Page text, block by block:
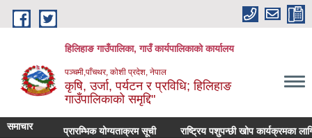
Skip to main content
हिलिहाङ गाउँपालिका, गाउँ कार्यपालिकाको कार्यालय
पञ्चमी,पाँचथर, कोशी प्रदेश, नेपाल
कृषि, उर्जा, पर्यटन र प्रविधि; हिलिहाङ
गाउँपालिकाको समृद्दि"
समाचार प्रारम्भिक योग्यताक्रम सूची राष्ट्रिय पशुपन्छी खोप कार्यक्रमका